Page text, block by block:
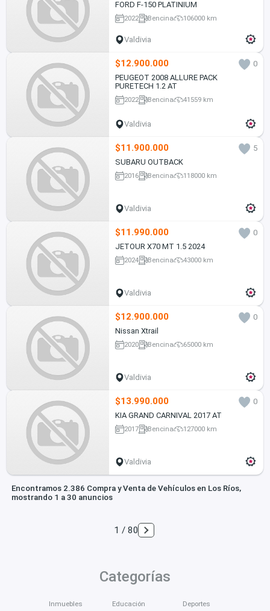
FORD F-150 PLATINIUM
2022 Bencina 106000 km
Valdivia
$12.900.000
0
PEUGEOT 2008 ALLURE PACK
PURETECH 1.2 AT
2022 Bencina 41559 km
Valdivia
$11.900.000
5
SUBARU OUTBACK
2016 Bencina 118000 km
Valdivia
$11.990.000
0
JETOUR X70 MT 1.5 2024
2024 Bencina 43000 km
Valdivia
$12.900.000
0
Nissan Xtrail
2020 Bencina 65000 km
Valdivia
$13.990.000
0
KIA GRAND CARNIVAL 2017 AT
2017 Bencina 127000 km
Valdivia
Encontramos 2.386 Compra y Venta de Vehículos en Los Ríos,
mostrando 1 a 30 anuncios
1 / 80
Categorías
Inmuebles Educación Deportes